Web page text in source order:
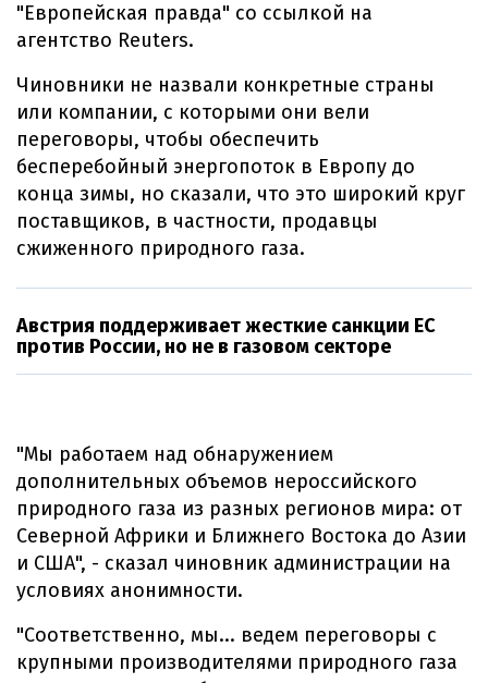
"Европейская правда" со ссылкой на
агентство Reuters.
Чиновники не назвали конкретные страны
или компании, с которыми они вели
переговоры, чтобы обеспечить
бесперебойный энергопоток в Европу до
конца зимы, но сказали, что это широкий круг
поставщиков, в частности, продавцы
сжиженного природного газа.
Австрия поддерживает жесткие санкции ЕС
против России, но не в газовом секторе
"Мы работаем над обнаружением
дополнительных объемов нероссийского
природного газа из разных регионов мира: от
Северной Африки и Ближнего Востока до Азии
и США", - сказал чиновник администрации на
условиях анонимности.
"Соответственно, мы... ведем переговоры с
крупными производителями природного газа